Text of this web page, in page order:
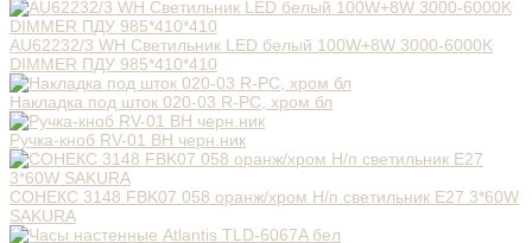
AU62232/3 WH Светильник LED белый 100W+8W 3000-6000K
DIMMER ПДУ 985*410*410
Накладка под шток 020-03 R-PC, хром бл
Ручка-кноб RV-01 BH черн.ник
СОНЕКС 3148 FBK07 058 оранж/хром Н/п светильник E27 3*60W
SAKURA